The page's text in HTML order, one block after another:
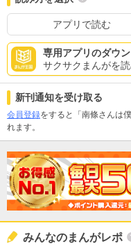
アプリで読む
専用アプリのダウ
サクサクまんがを読
新刊通知を受け取る
会員登録をすると「南條さんは
れます。
みんなのまんがレポ